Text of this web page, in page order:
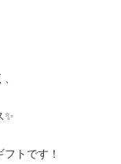
✨
トです！